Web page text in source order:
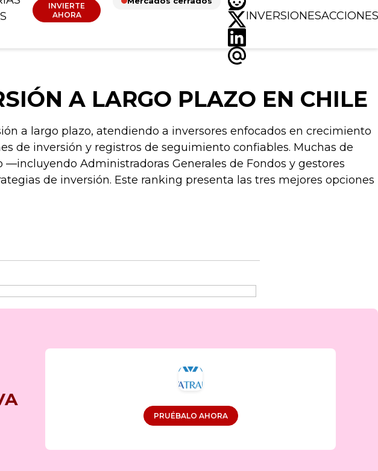
INVIERTE
AHORA
INVERSIONESACCIONES
A LARGO PLAZO EN CHILE
a largo plazo, atendiendo a inversores enfocados en crecimiento
de inversión y registros de seguimiento confiables. Muchas de
Administradoras Generales de Fondos y gestores
de inversión. Este ranking presenta las tres mejores opciones
PRUÉBALO AHORA